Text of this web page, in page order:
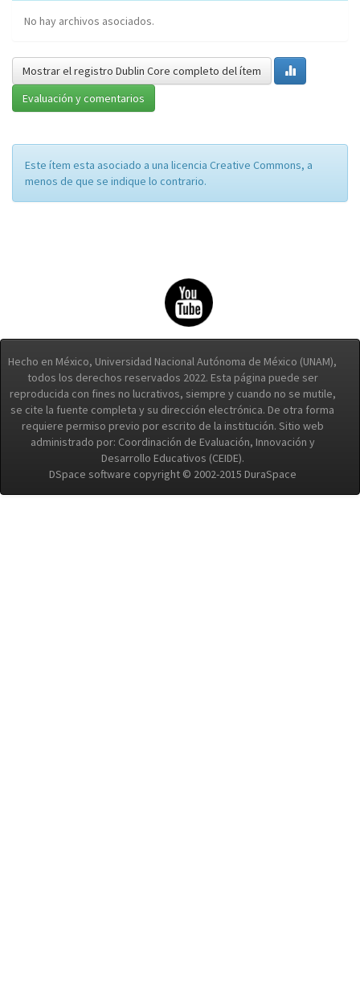
No hay archivos asociados.
Mostrar el registro Dublin Core completo del ítem
Evaluación y comentarios
Este ítem esta asociado a una licencia Creative Commons, a
menos de que se indique lo contrario.
Hecho en México, Universidad Nacional Autónoma de México (UNAM),
todos los derechos reservados 2022. Esta página puede ser
reproducida con fines no lucrativos, siempre y cuando no se mutile,
se cite la fuente completa y su dirección electrónica. De otra forma
requiere permiso previo por escrito de la institución. Sitio web
administrado por: Coordinación de Evaluación, Innovación y
Desarrollo Educativos (CEIDE).
DSpace software copyright © 2002-2015 DuraSpace